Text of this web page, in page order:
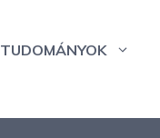
TUDOMÁNYOK